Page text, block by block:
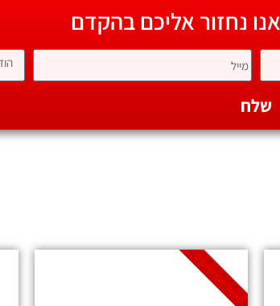
נחזור אליכם בהקדם
שלח
מאושר מכון התקנים